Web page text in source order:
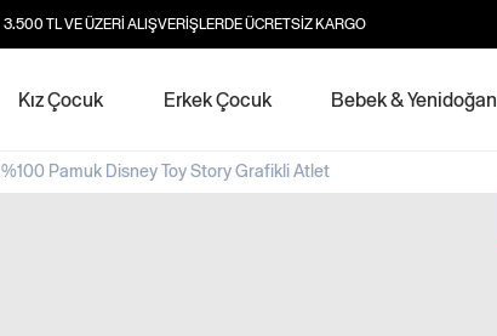
3.500 TL VE ÜZERİ ALIŞVERİŞLERDE ÜCRETSİZ KARGO
Kız Çocuk Erkek Çocuk Bebek & Yenidoğan
%100 Pamuk Disney Toy Story Grafikli Atlet